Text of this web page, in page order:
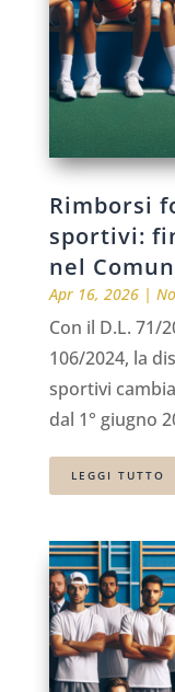
Rimborsi
sportivi:
nel
Apr 16, 2026|
Con il D.L. 71/
106/2024, la
sportivi
dal 1° giugno
LEGGI TUTTO